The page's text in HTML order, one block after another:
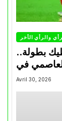
والرأي الأخر
بطولة..
العاصمي في
آخر السنوات
Avril 30, 2026